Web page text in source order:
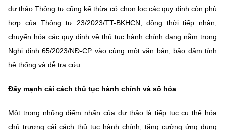
dự thảo Thông tư cũng kế thừa có chọn lọc các quy định còn phù
hợp của Thông tư 23/2023/TT-BKHCN, đồng thời tiếp nhận,
chuyển hóa các quy định về thủ tục hành chính đang nằm trong
Nghị định 65/2023/NĐ-CP vào cùng một văn bản, bảo đảm tính
hệ thống và dễ tra cứu.
Đẩy mạnh cải cách thủ tục hành chính và số hóa
Một trong những điểm nhấn của dự thảo là tiếp tục cụ thể hóa
chủ trương cải cách thủ tục hành chính, tăng cường ứng dụng